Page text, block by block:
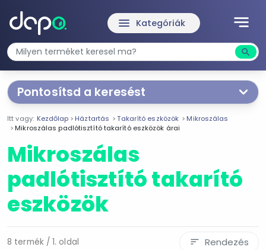
notes
menu Kategóriák
search
Pontosítsd a keresést
Segítünk a keresésben!
Válaszd ki a jellemzőketTe magad!
Ár szűrése
720 Ft 5 590 Ft
Itt vagy: Kezdőlap Háztartás Takarító eszközök
Mikroszálas
Mikroszálas padlótisztító takarító eszközök árai
Mikroszálas
padlótisztító takarító
eszközök
8 termék / 1. oldal sort Rendezés